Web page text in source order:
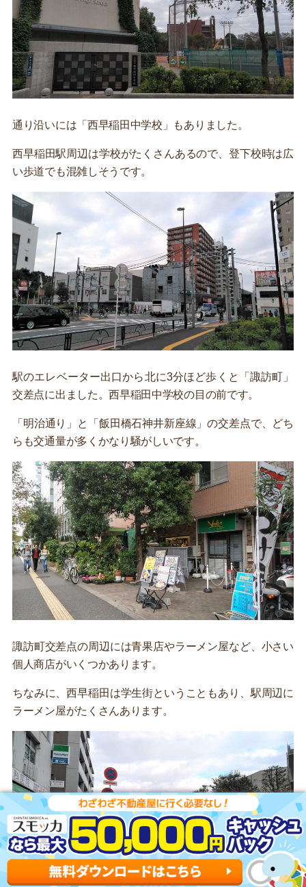
通り沿いには「西早稲田中学校」もありました。
西早稲田駅周辺は学校がたくさんあるので、登下校時は広
い歩道でも混雑しそうです。
駅のエレベーター出口から北に3分ほど歩くと「諏訪町」
交差点に出ました。西早稲田中学校の目の前です。
「明治通り」と「飯田橋石神井新座線」の交差点で、どち
らも交通量が多くかなり騒がしいです。
諏訪町交差点の周辺には青果店やラーメン屋など、小さい
個人商店がいくつかあります。
ちなみに、西早稲田は学生街ということもあり、駅周辺に
ラーメン屋がたくさんあります。